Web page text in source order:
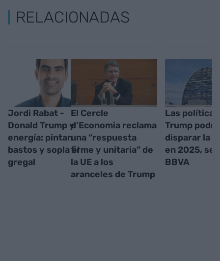
RELACIONADAS
Jordi Rabat -
Donald Trump y
energía: pintan
bastos y sopla el
gregal
El Cercle
d’Economia reclama
una “respuesta
firme y unitaria” de
la UE a los
aranceles de Trump
Las
Trump
disparar la
en 2025,
BBVA